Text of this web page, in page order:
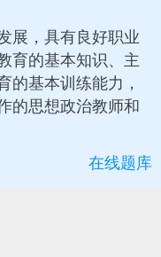
展，具有良好职业
育的基本知识、主
的基本训练能力，
的思想政治教师和
在线题库